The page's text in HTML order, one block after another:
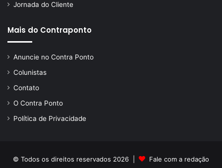
Jornada do Cliente
Mais do Contraponto
Anuncie no Contra Ponto
Colunistas
Contato
O Contra Ponto
Política de Privacidade
© Todos os direitos reservados 2026 |
Fale com a redação